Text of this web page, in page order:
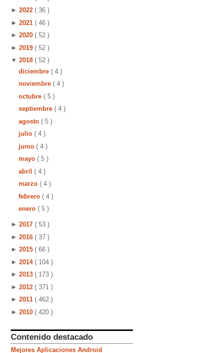
► 2022 ( 36 )
► 2021 ( 46 )
► 2020 ( 52 )
► 2019 ( 52 )
▼ 2018 ( 52 )
diciembre ( 4 )
noviembre ( 4 )
octubre ( 5 )
septiembre ( 4 )
agosto ( 5 )
julio ( 4 )
junio ( 4 )
mayo ( 5 )
abril ( 4 )
marzo ( 4 )
febrero ( 4 )
enero ( 5 )
► 2017 ( 53 )
► 2016 ( 37 )
► 2015 ( 66 )
► 2014 ( 104 )
► 2013 ( 173 )
► 2012 ( 371 )
► 2011 ( 462 )
► 2010 ( 420 )
Contenido destacado
Mejores Aplicaciones Android